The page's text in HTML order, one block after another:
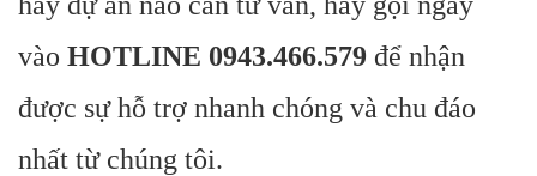
vào HOTLINE 0943.466.579 để nhận
được sự hỗ trợ nhanh chóng và chu đáo
nhất từ chúng tôi.